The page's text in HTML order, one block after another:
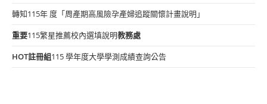
轉知115年 度「周產期高風險孕產婦追蹤關懷計畫說明」
重要115繁星推薦校內選填說明教務處
HOT註冊組115 學年度大學學測成績查詢公告